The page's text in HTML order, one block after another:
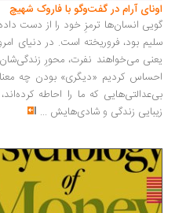
آرام در گفت‌وگو با فاروک شهیچ‭
انسان‌ها ترمزِ خود را از دست داده‌اند و
بود، فروریخته است. در دنیای امروز،
می‌خواهند نفرت، محورِ زندگی‌شان
کردیم «دیگری» بودن چه معنایی
که ما را احاطه کرده‌اند، و
زندگی و شادی‌هایش...